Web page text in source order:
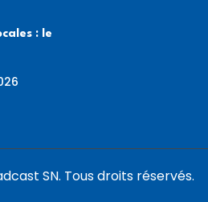
: le
SN. Tous droits réservés.